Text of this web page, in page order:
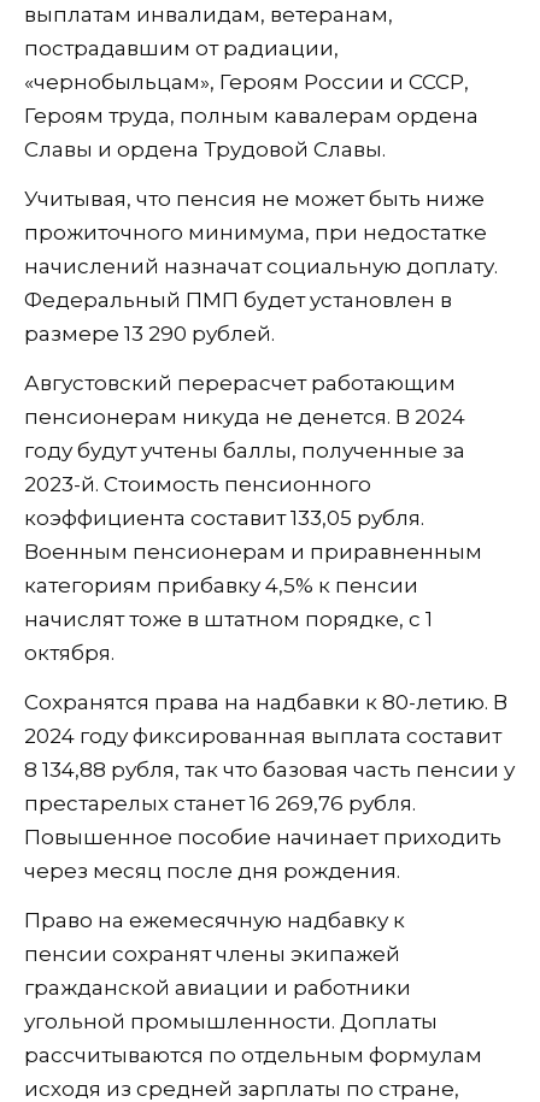
выплатам инвалидам, ветеранам,
пострадавшим от радиации,
«чернобыльцам», Героям России и СССР,
Героям труда, полным кавалерам ордена
Славы и ордена Трудовой Славы.
Учитывая, что пенсия не может быть ниже
прожиточного минимума, при недостатке
начислений назначат социальную доплату.
Федеральный ПМП будет установлен в
размере 13 290 рублей.
Августовский перерасчет работающим
пенсионерам никуда не денется. В 2024
году будут учтены баллы, полученные за
2023-й. Стоимость пенсионного
коэффициента составит 133,05 рубля.
Военным пенсионерам и приравненным
категориям прибавку 4,5% к пенсии
начислят тоже в штатном порядке, с 1
октября.
Сохранятся права на надбавки к 80-летию. В
2024 году фиксированная выплата составит
8 134,88 рубля, так что базовая часть пенсии у
престарелых станет 16 269,76 рубля.
Повышенное пособие начинает приходить
через месяц после дня рождения.
Право на ежемесячную надбавку к
пенсии сохранят члены экипажей
гражданской авиации и работники
угольной промышленности. Доплаты
рассчитываются по отдельным формулам
исходя из средней зарплаты по стране,